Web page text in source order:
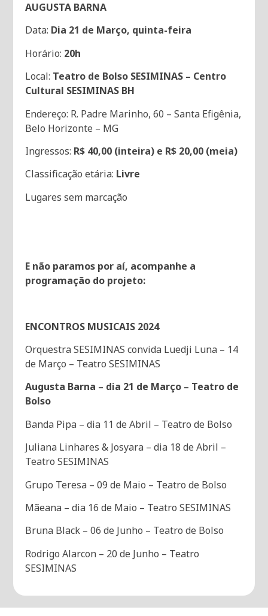
AUGUSTA BARNA
Data: Dia 21 de Março, quinta-feira
Horário: 20h
Local: Teatro de Bolso SESIMINAS – Centro
Cultural SESIMINAS BH
Endereço: R. Padre Marinho, 60 – Santa Efigênia,
Belo Horizonte – MG
Ingressos: R$ 40,00 (inteira) e R$ 20,00 (meia)
Classificação etária: Livre
Lugares sem marcação
E não paramos por aí, acompanhe a
programação do projeto:
ENCONTROS MUSICAIS 2024
Orquestra SESIMINAS convida Luedji Luna – 14
de Março – Teatro SESIMINAS
Augusta Barna – dia 21 de Março – Teatro de
Bolso
Banda Pipa – dia 11 de Abril – Teatro de Bolso
Juliana Linhares & Josyara – dia 18 de Abril –
Teatro SESIMINAS
Grupo Teresa – 09 de Maio – Teatro de Bolso
Mãeana – dia 16 de Maio – Teatro SESIMINAS
Bruna Black – 06 de Junho – Teatro de Bolso
Rodrigo Alarcon – 20 de Junho – Teatro
SESIMINAS